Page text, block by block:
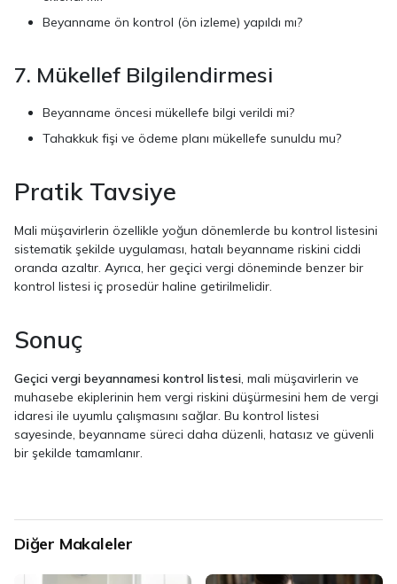
Beyanname ön kontrol (ön izleme) yapıldı mı?
7. Mükellef Bilgilendirmesi
Beyanname öncesi mükellefe bilgi verildi mi?
Tahakkuk fişi ve ödeme planı mükellefe sunuldu mu?
Pratik Tavsiye
Mali müşavirlerin özellikle yoğun dönemlerde bu kontrol listesini
sistematik şekilde uygulaması, hatalı beyanname riskini ciddi
oranda azaltır. Ayrıca, her geçici vergi döneminde benzer bir
kontrol listesi iç prosedür haline getirilmelidir.
Sonuç
Geçici vergi beyannamesi kontrol listesi, mali müşavirlerin ve
muhasebe ekiplerinin hem vergi riskini düşürmesini hem de vergi
idaresi ile uyumlu çalışmasını sağlar. Bu kontrol listesi
sayesinde, beyanname süreci daha düzenli, hatasız ve güvenli
bir şekilde tamamlanır.
Diğer Makaleler